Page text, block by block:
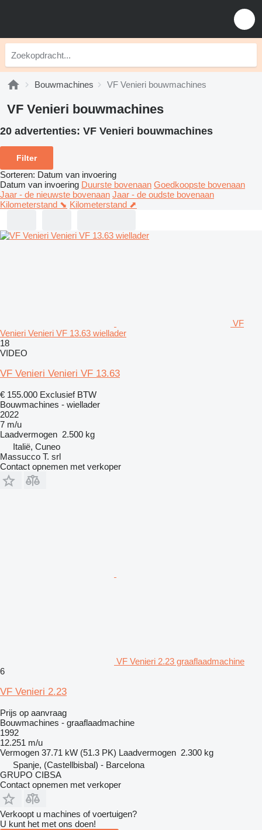
Bouwmachines VF Venieri bouwmachines
VF Venieri bouwmachines
20 advertenties: VF Venieri bouwmachines
Filter
Sorteren: Datum van invoering
Datum van invoering Duurste bovenaan Goedkoopste bovenaan
Jaar - de nieuwste bovenaan Jaar - de oudste bovenaan
Kilometerstand ⬊ Kilometerstand ⬈
VF
Venieri Venieri VF 13.63 wiellader
18
VIDEO
VF Venieri Venieri VF 13.63
€ 155.000 Exclusief BTW
Bouwmachines - wiellader
2022
7 m/u
Laadvermogen 2.500 kg
Italië, Cuneo
Massucco T. srl
Contact opnemen met verkoper
VF Venieri 2.23 graaflaadmachine
6
VF Venieri 2.23
Prijs op aanvraag
Bouwmachines - graaflaadmachine
1992
12.251 m/u
Vermogen 37.71 kW (51.3 PK) Laadvermogen 2.300 kg
Spanje, (Castellbisbal) - Barcelona
GRUPO CIBSA
Contact opnemen met verkoper
Verkoopt u machines of voertuigen?
U kunt het met ons doen!